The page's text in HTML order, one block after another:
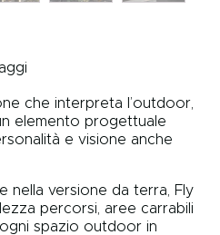
che interpreta l’outdoor,
elemento progettuale
e visione anche
nella versione da terra, Fly
percorsi, aree carrabili
spazio outdoor in